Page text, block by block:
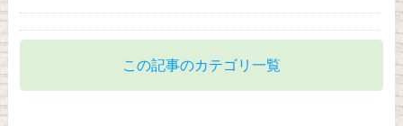
この記事のカテゴリ一覧